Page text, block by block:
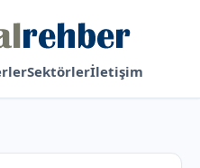
Sektörlerİletişim